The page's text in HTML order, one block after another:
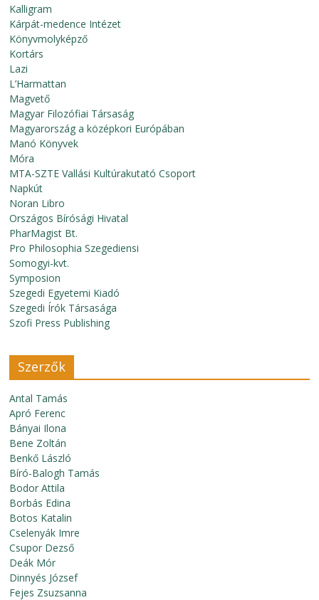
Kalligram
Kárpát-medence Intézet
Könyvmolyképző
Kortárs
Lazi
L’Harmattan
Magvető
Magyar Filozófiai Társaság
Magyarország a középkori Európában
Manó Könyvek
Móra
MTA-SZTE Vallási Kultúrakutató Csoport
Napkút
Noran Libro
Országos Bírósági Hivatal
PharMagist Bt.
Pro Philosophia Szegediensi
Somogyi-kvt.
Symposion
Szegedi Egyetemi Kiadó
Szegedi Írók Társasága
Szofi Press Publishing
Szerzők
Antal Tamás
Apró Ferenc
Bányai Ilona
Bene Zoltán
Benkő László
Bíró-Balogh Tamás
Bodor Attila
Borbás Edina
Botos Katalin
Cselenyák Imre
Csupor Dezső
Deák Mór
Dinnyés József
Fejes Zsuzsanna